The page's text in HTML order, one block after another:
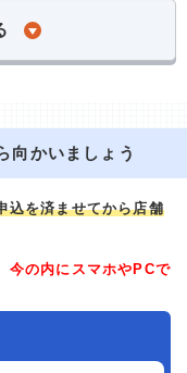
向かいましょう
込を済ませてから店舗
今の内にスマホやPCで